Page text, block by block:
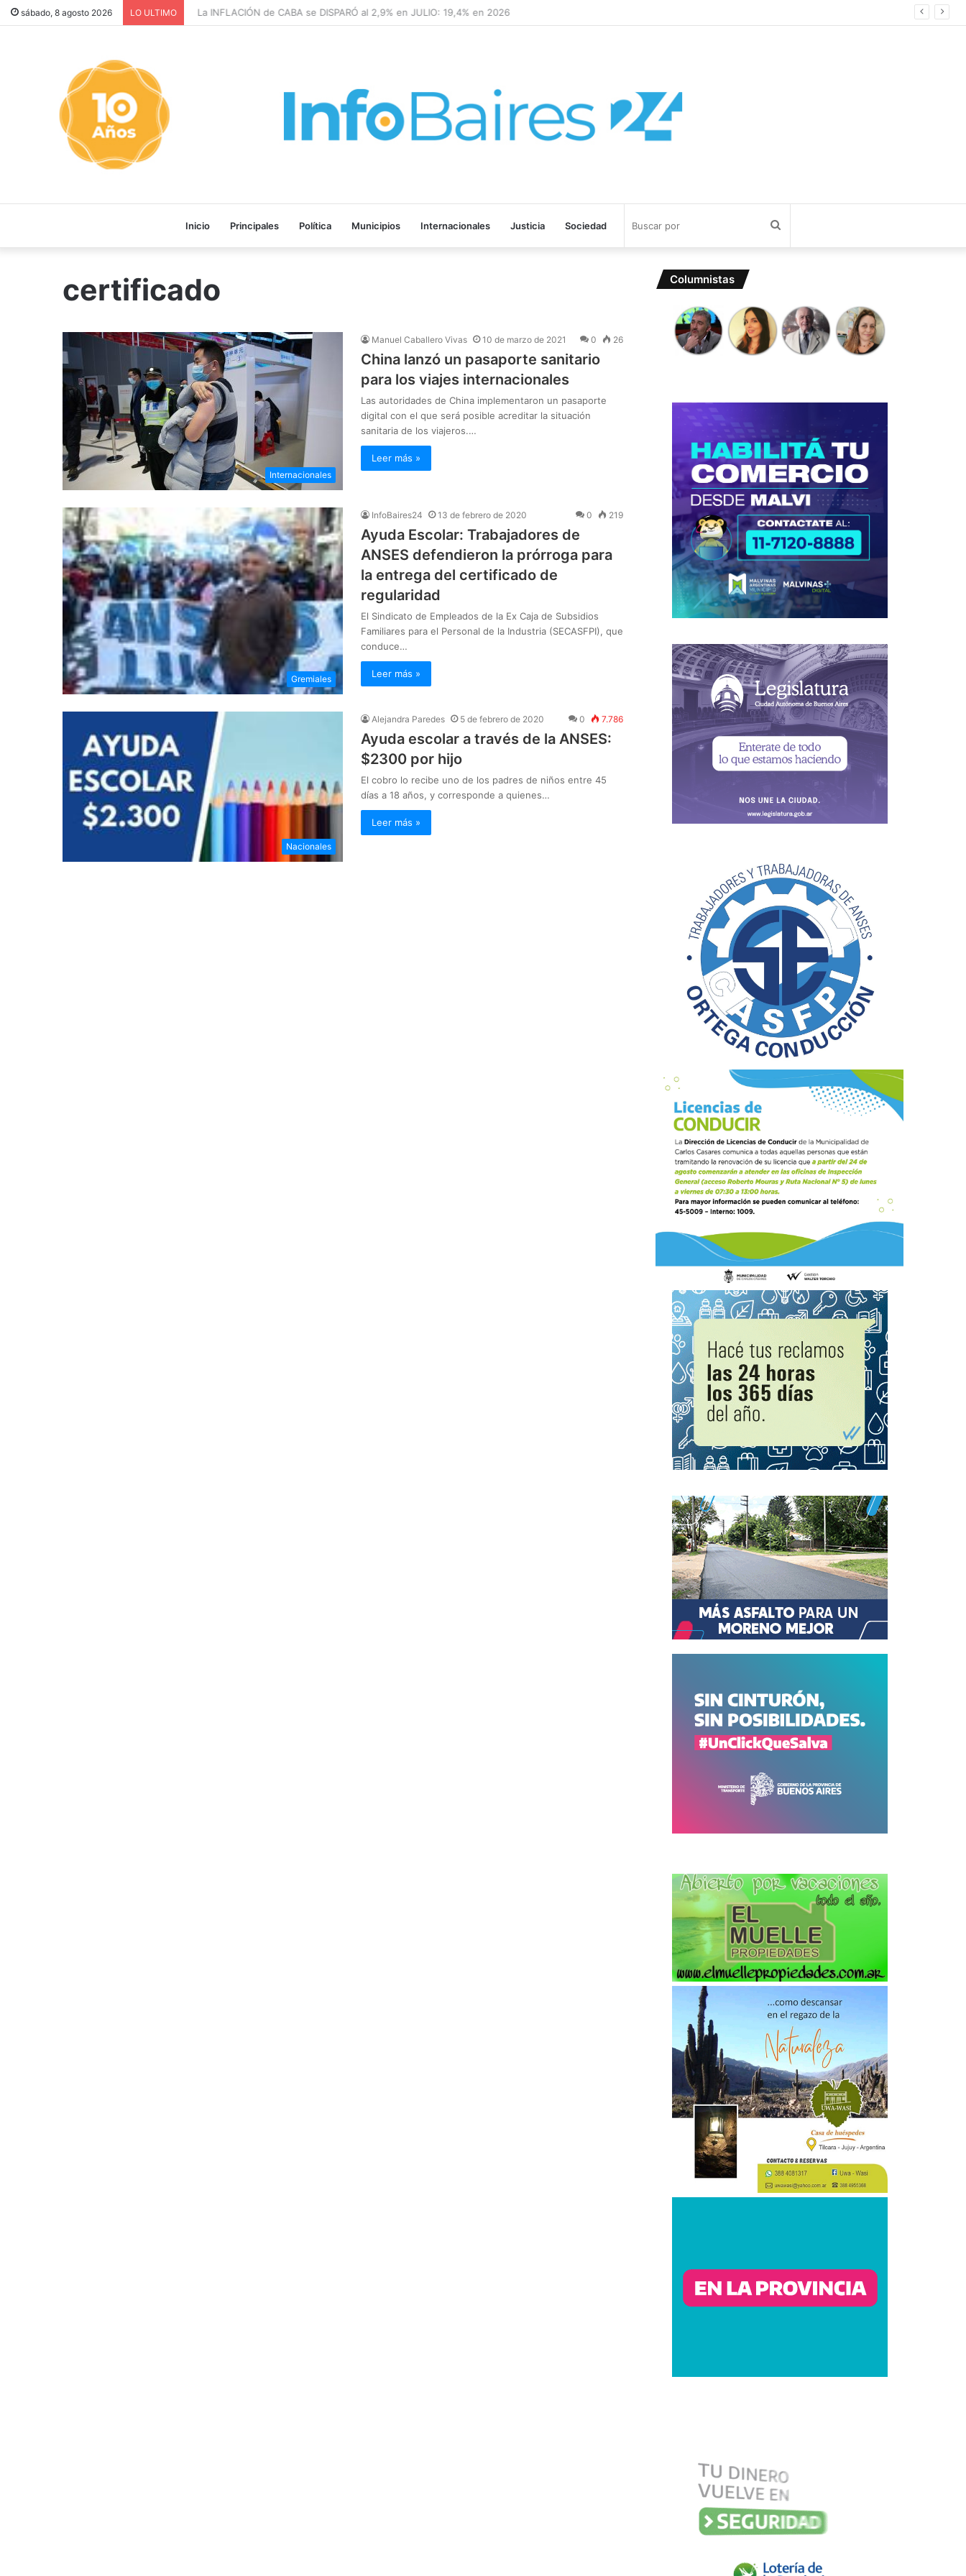
sábado, 8 agosto 2026 LO ULTIMO La INFLACIÓN de CABA se DISPARÓ al 2,9% en JULIO: 19,4% en 2026
Inicio Principales Política Municipios Internacionales Justicia Sociedad
certificado
Internacionales
Manuel Caballero Vivas 10 de marzo de 2021 0 26
China lanzó un pasaporte sanitario
para los viajes internacionales
Las autoridades de China implementaron un pasaporte
digital con el que será posible acreditar la situación
sanitaria de los viajeros.…
Leer más »
Gremiales
InfoBaires24 13 de febrero de 2020 0 219
Ayuda Escolar: Trabajadores de
ANSES defendieron la prórroga para
la entrega del certificado de
regularidad
El Sindicato de Empleados de la Ex Caja de Subsidios
Familiares para el Personal de la Industria (SECASFPI), que
conduce…
Leer más »
Nacionales
Alejandra Paredes 5 de febrero de 2020 0 7.786
Ayuda escolar a través de la ANSES:
$2300 por hijo
El cobro lo recibe uno de los padres de niños entre 45
días a 18 años, y corresponde a quienes…
Leer más »
Columnistas